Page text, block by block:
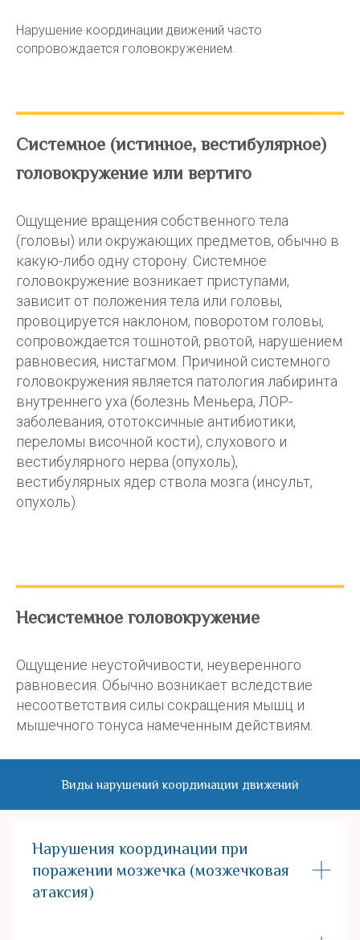
Нарушение координации движений часто
сопровождается головокружением.
Системное (истинное, вестибулярное)
головокружение или вертиго
Ощущение вращения собственного тела
(головы) или окружающих предметов, обычно в
какую-либо одну сторону. Системное
головокружение возникает приступами,
зависит от положения тела или головы,
провоцируется наклоном, поворотом головы,
сопровождается тошнотой, рвотой, нарушением
равновесия, нистагмом. Причиной системного
головокружения является патология лабиринта
внутреннего уха (болезнь Меньера, ЛОР-
заболевания, ототоксичные антибиотики,
переломы височной кости), слухового и
вестибулярного нерва (опухоль),
вестибулярных ядер ствола мозга (инсульт,
опухоль).
Несистемное головокружение
Ощущение неустойчивости, неуверенного
равновесия. Обычно возникает вследствие
несоответствия силы сокращения мышц и
мышечного тонуса намеченным действиям.
Виды нарушений координации движений
Нарушения координации при
поражении мозжечка (мозжечковая
атаксия)